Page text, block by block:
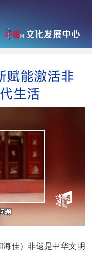
赋能激活非
生活
Picture
海佳）非遗是中华文明